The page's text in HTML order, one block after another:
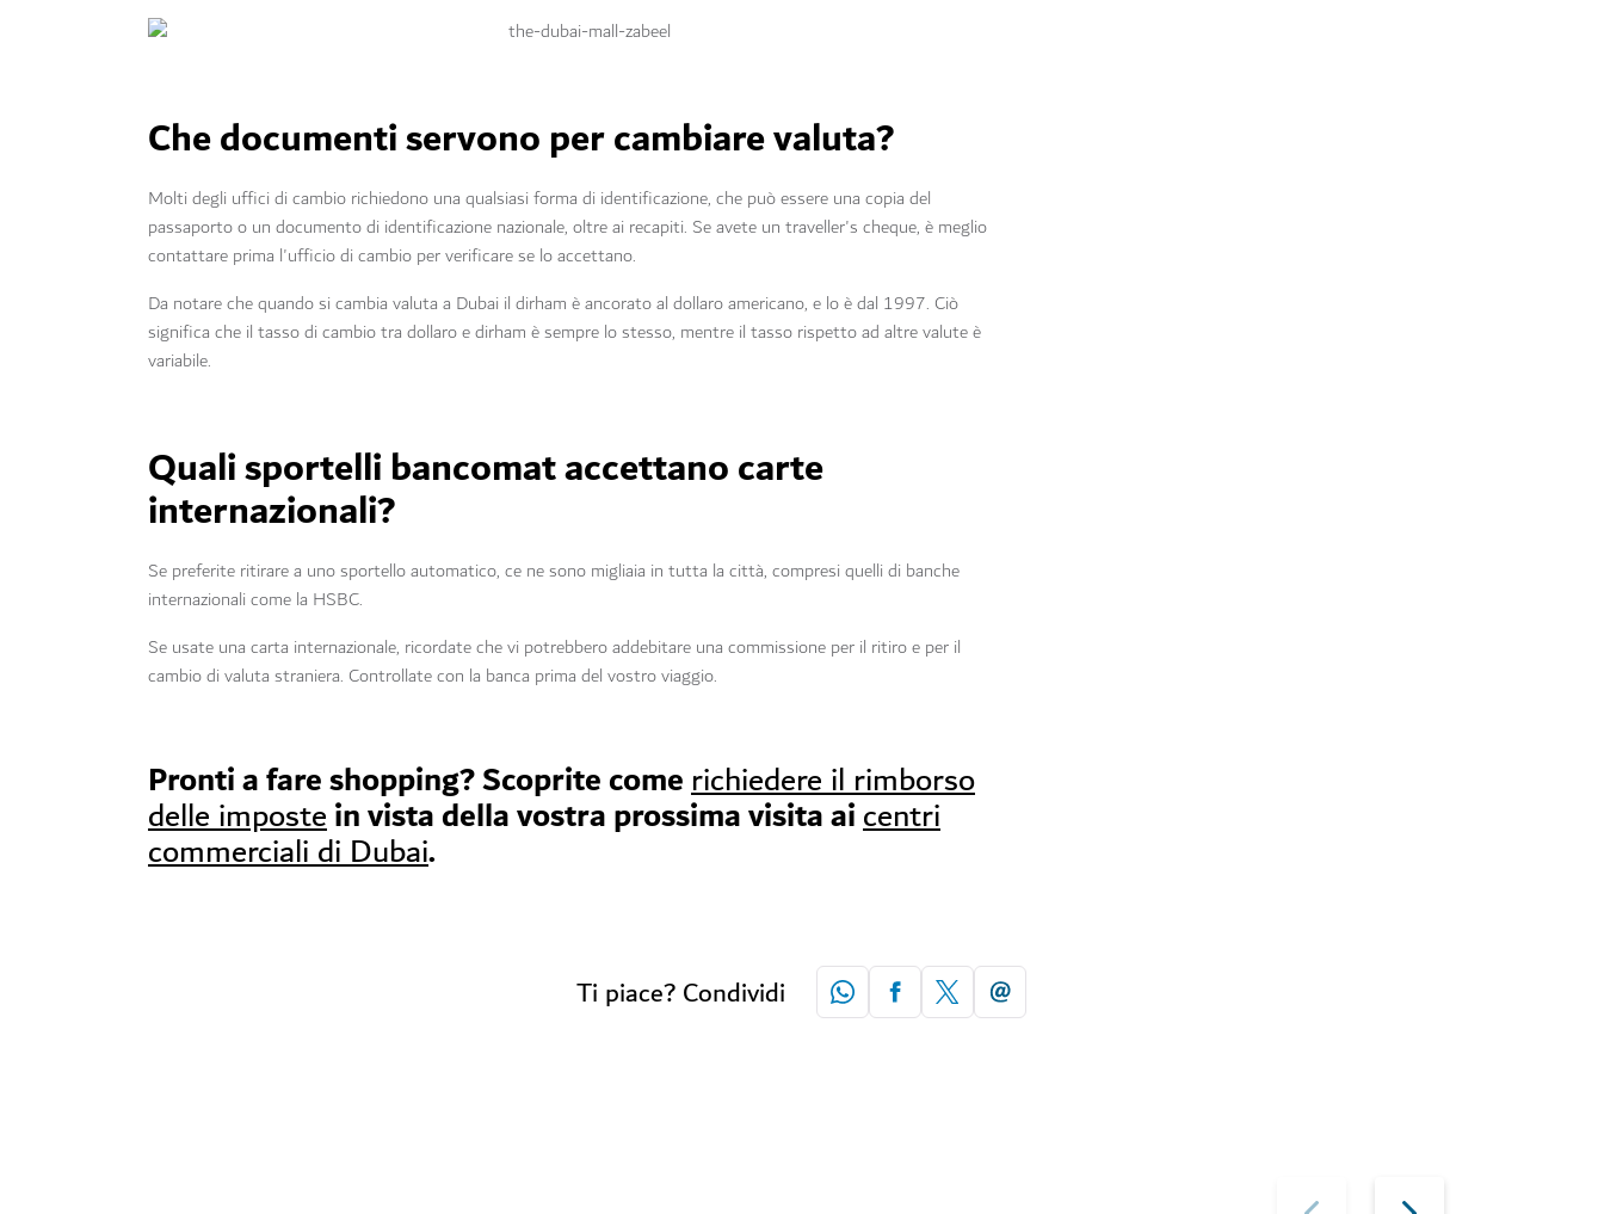
Che documenti servono per cambiare valuta?
Molti degli uffici di cambio richiedono una qualsiasi forma di identificazione, che può essere una copia del
passaporto o un documento di identificazione nazionale, oltre ai recapiti. Se avete un traveller's cheque, è meglio
contattare prima l'ufficio di cambio per verificare se lo accettano.
Da notare che quando si cambia valuta a Dubai il dirham è ancorato al dollaro americano, e lo è dal 1997. Ciò
significa che il tasso di cambio tra dollaro e dirham è sempre lo stesso, mentre il tasso rispetto ad altre valute è
variabile.
Quali sportelli bancomat accettano carte
internazionali?
Se preferite ritirare a uno sportello automatico, ce ne sono migliaia in tutta la città, compresi quelli di banche
internazionali come la HSBC.
Se usate una carta internazionale, ricordate che vi potrebbero addebitare una commissione per il ritiro e per il
cambio di valuta straniera. Controllate con la banca prima del vostro viaggio.
Pronti a fare shopping? Scoprite comerichiedere il rimborso
delle impostein vista della vostra prossima visita aicentri
commerciali di Dubai.
Ti piace? Condividi